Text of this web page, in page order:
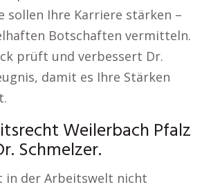
sollen Ihre Karriere stärken –
Botschaften vermitteln.
prüft und verbessert Dr.
damit es Ihre Stärken
Weilerbach Pfalz
Schmelzer.
in der Arbeitswelt nicht